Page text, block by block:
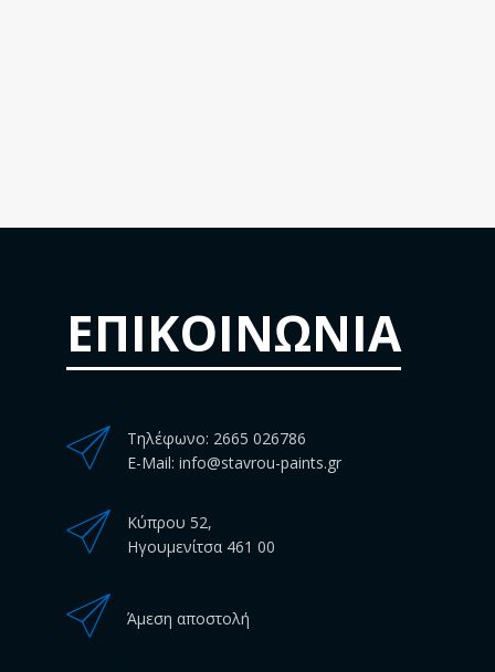
ΕΠΙΚΟΙΝΩΝΙΑ
Τηλέφωνο: 2665 026786
E-Mail: info@stavrou-paints.gr
Κύπρου 52,
Ηγουμενίτσα 461 00
Άμεση αποστολή